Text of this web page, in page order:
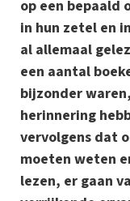
op een bepaald
in hun zetel en
al allemaal
een aantal
bijzonder
herinnering
vervolgens dat
moeten weten
lezen, er gaan